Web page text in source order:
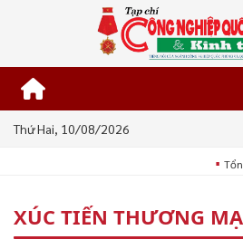
Thứ Hai, 10/08/2026
XÚC TIẾN THƯƠNG